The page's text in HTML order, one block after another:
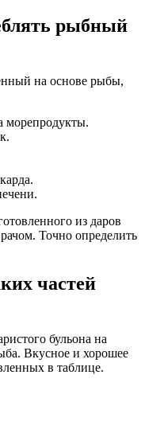
рыбный
на основе рыбы,
морепродукты.
из даров
Точно определить
частей
бульона на
Вкусное и хорошее
в таблице.